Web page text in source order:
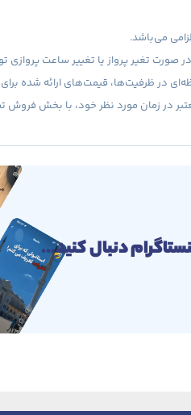
تغیر پرواز یا تغییر ساعت پروازی
در ظرفیت‌ها، قیمت‌های ارائه شده
در زمان مورد نظر خود، با بخش فروش
دنبال کنید...